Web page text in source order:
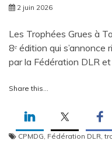
2 juin 2026
Les Trophées Grues à
8ᵉ édition qui
par la Fédération DLR
Share this...
CPMDG, Fédération DLR,